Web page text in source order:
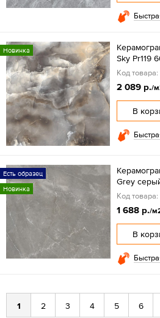
Новинка
Sky Pr119
Код товара:
2 089 р./
В
Есть образец
Новинка
Grey
Код
1 688 р./
В
1 2 3 4 5 6